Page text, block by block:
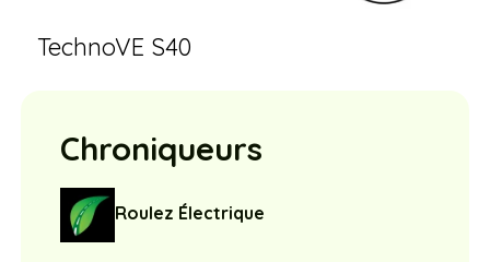
TechnoVE S40
Chroniqueurs
Roulez Électrique